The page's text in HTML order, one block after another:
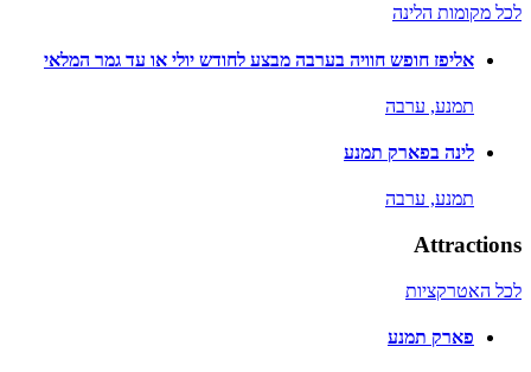
לכל מקומות הלינה
אליפז חופש חוויה בערבה מבצע לחודש יולי או עד גמר המלאי
תמנע, ערבה
לינה בפארק תמנע
תמנע, ערבה
Attractions
לכל האטרקציות
פארק תמנע